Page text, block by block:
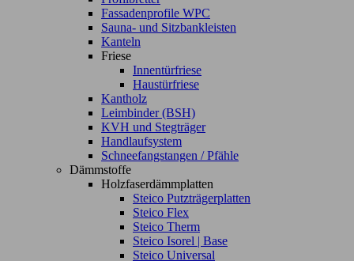
Fassadenprofile WPC
Sauna- und Sitzbankleisten
Kanteln
Friese
Innentürfriese
Haustürfriese
Kantholz
Leimbinder (BSH)
KVH und Stegträger
Handlaufsystem
Schneefangstangen / Pfähle
Dämmstoffe
Holzfaserdämmplatten
Steico Putzträgerplatten
Steico Flex
Steico Therm
Steico Isorel | Base
Steico Universal